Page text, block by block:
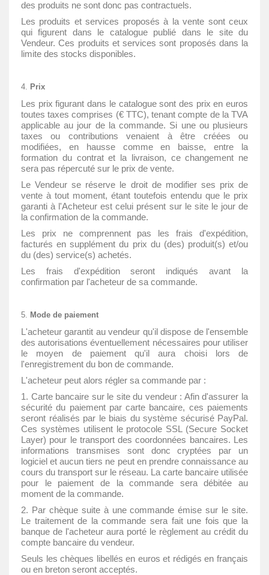
des produits ne sont donc pas contractuels.
Les produits et services proposés à la vente sont ceux
qui figurent dans le catalogue publié dans le site du
Vendeur. Ces produits et services sont proposés dans la
limite des stocks disponibles.
Prix
Les prix figurant dans le catalogue sont des prix en euros
toutes taxes comprises (€ TTC), tenant compte de la TVA
applicable au jour de la commande. Si une ou plusieurs
taxes ou contributions venaient à être créées ou
modifiées, en hausse comme en baisse, entre la
formation du contrat et la livraison, ce changement ne
sera pas répercuté sur le prix de vente.
Le Vendeur se réserve le droit de modifier ses prix de
vente à tout moment, étant toutefois entendu que le prix
garanti à l'Acheteur est celui présent sur le site le jour de
la confirmation de la commande.
Les prix ne comprennent pas les frais d'expédition,
facturés en supplément du prix du (des) produit(s) et/ou
du (des) service(s) achetés.
Les frais d'expédition seront indiqués avant la
confirmation par l'acheteur de sa commande.
Mode de paiement
L'acheteur garantit au vendeur qu'il dispose de l'ensemble
des autorisations éventuellement nécessaires pour utiliser
le moyen de paiement qu'il aura choisi lors de
l'enregistrement du bon de commande.
L'acheteur peut alors régler sa commande par :
1. Carte bancaire sur le site du vendeur : Afin d'assurer la
sécurité du paiement par carte bancaire, ces paiements
seront réalisés par le biais du système sécurisé PayPal.
Ces systèmes utilisent le protocole SSL (Secure Socket
Layer) pour le transport des coordonnées bancaires. Les
informations transmises sont donc cryptées par un
logiciel et aucun tiers ne peut en prendre connaissance au
cours du transport sur le réseau. La carte bancaire utilisée
pour le paiement de la commande sera débitée au
moment de la commande.
2. Par chèque suite à une commande émise sur le site.
Le traitement de la commande sera fait une fois que la
banque de l'acheteur aura porté le règlement au crédit du
compte bancaire du vendeur.
Seuls les chèques libellés en euros et rédigés en français
ou en breton seront acceptés.